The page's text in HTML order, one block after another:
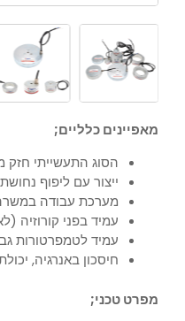
מאפיינים כלליים;
הסוג התעשייתי חזק
ייצור עם ליפוף
מערכת עבודה
עמיד בפני קורוזיה
עמיד לטמפרטורות
חיסכון באנרגיה,
מפרט טכני;